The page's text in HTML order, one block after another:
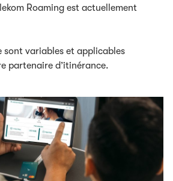
Roaming est actuellement
sont variables et applicables
partenaire d’itinérance.